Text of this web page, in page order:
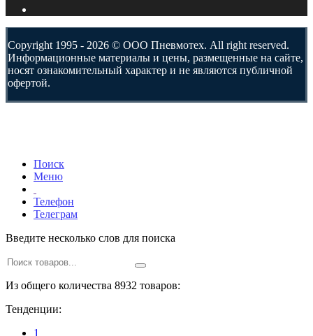
Copyright 1995 - 2026 © ООО Пневмотех. All right reserved.
Информационные материалы и цены, размещенные на сайте,
носят ознакомительный характер и не являются публичной
офертой.
Поиск
Меню
Телефон
Телеграм
Введите несколько слов для поиска
Из общего количества 8932 товаров:
Тенденции:
1